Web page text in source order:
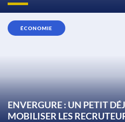
ENVERGURE : UN PETIT
MOBILISER LES
ÉCONOMIE